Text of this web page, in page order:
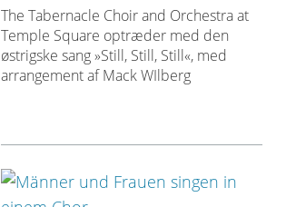
The Tabernacle Choir and Orchestra at
Temple Square optræder med den
østrigske sang »Still, Still, Still«, med
arrangement af Mack WIlberg